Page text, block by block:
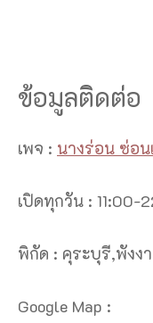
ข้อมูลติดต่อ
เพจ : นางร่อน ซ่อ
เปิดทุกวัน : 11:00-
พิกัด : คุระบุรี,พังง
Google Map :